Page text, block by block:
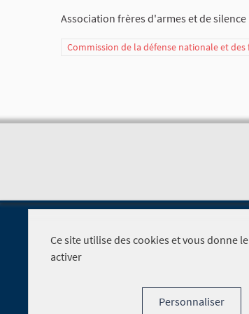
Association frères d'armes et de silence
Commission de la défense nationale et des
Foire aux
Ce site utilise des cookies et vous donne
activer
Personnaliser